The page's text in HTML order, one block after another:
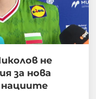
не
за нова
нациите